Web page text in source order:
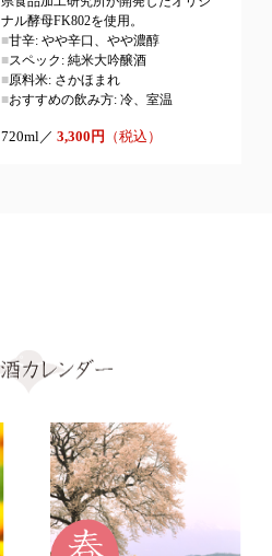
ナル酵母FK802を使用。
■甘辛: やや辛口、やや濃醇
■スペック: 純米大吟醸酒
■原料米: さかほまれ
■おすすめの飲み方: 冷、室温
720ml／ 3,300円 （税込）